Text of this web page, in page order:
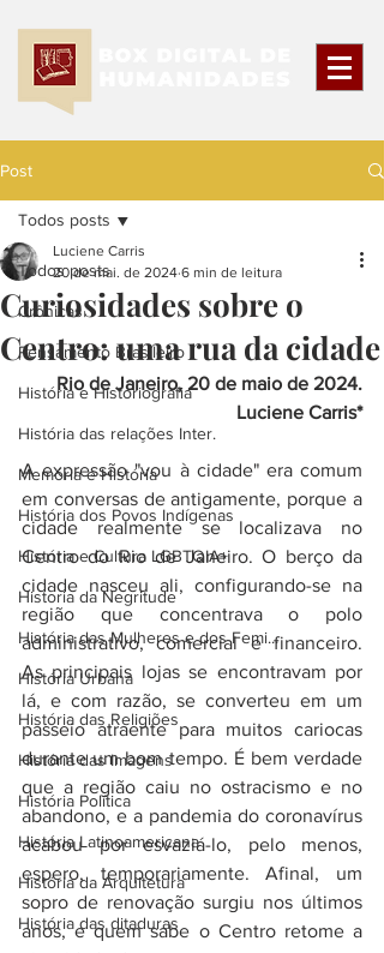
Post
Todos posts
Crônicas
Pensamento Brasileiro
História e Historiografia
História das relações Inter.
Memória e História
História dos Povos Indígenas
História e Cultura LGBTQIA+
Historia da Negritude
História das Mulheres e dos Femi...
História Urbana
História das Religiões
História das Imagens
História Política
História Latinoamericana
História da Arquitetura
História das ditaduras
Todos posts
Curiosidades sobre o
Centro: uma rua da cidade
Luciene Carris
20 de mai. de 2024 6 min de leitura
Rio de Janeiro, 20 de maio de 2024.
Luciene Carris*
A expressão "vou à cidade" era comum
em conversas de antigamente, porque a
cidade realmente se localizava no
Centro do Rio de Janeiro. O berço da
cidade nasceu ali, configurando-se na
região que concentrava o polo
administrativo, comercial e financeiro.
As principais lojas se encontravam por
lá, e com razão, se converteu em um
passeio atraente para muitos cariocas
durante um bom tempo. É bem verdade
que a região caiu no ostracismo e no
abandono, e a pandemia do coronavírus
acabou por esvaziá-lo, pelo menos,
espero, temporariamente. Afinal, um
sopro de renovação surgiu nos últimos
anos, e quem sabe o Centro retome a